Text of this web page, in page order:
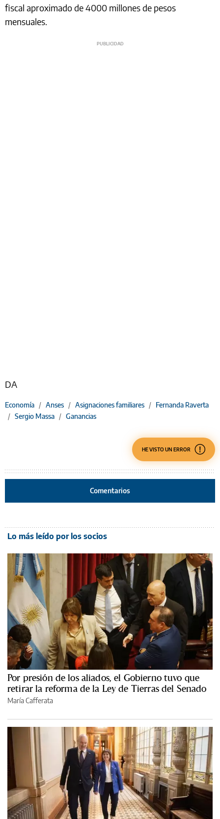
fiscal aproximado de 4000 millones de pesos
mensuales.
DA
Economía / Anses / Asignaciones familiares / Fernanda Raverta
/ Sergio Massa / Ganancias
HE VISTO UN ERROR
Comentarios
Lo más leído por los socios
Por presión de los aliados, el Gobierno tuvo que
retirar la reforma de la Ley de Tierras del Senado
María Cafferata